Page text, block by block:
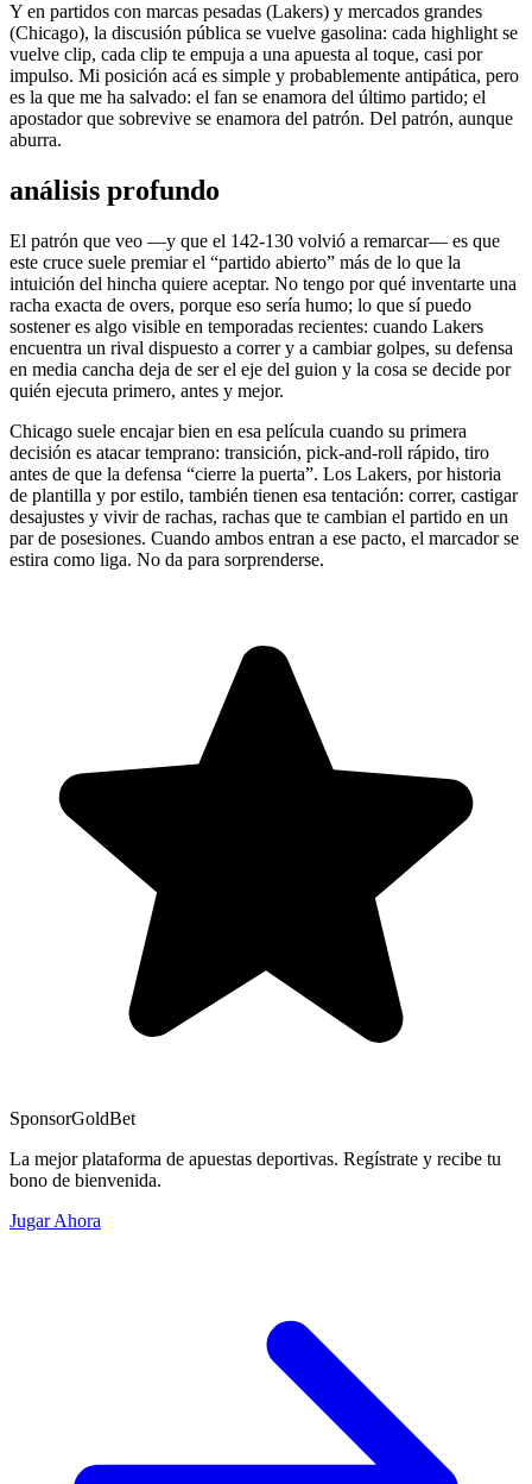
Y en partidos con marcas pesadas (Lakers) y mercados grandes
(Chicago), la discusión pública se vuelve gasolina: cada highlight se
vuelve clip, cada clip te empuja a una apuesta al toque, casi por
impulso. Mi posición acá es simple y probablemente antipática, pero
es la que me ha salvado: el fan se enamora del último partido; el
apostador que sobrevive se enamora del patrón. Del patrón, aunque
aburra.
análisis profundo
El patrón que veo —y que el 142-130 volvió a remarcar— es que
este cruce suele premiar el “partido abierto” más de lo que la
intuición del hincha quiere aceptar. No tengo por qué inventarte una
racha exacta de overs, porque eso sería humo; lo que sí puedo
sostener es algo visible en temporadas recientes: cuando Lakers
encuentra un rival dispuesto a correr y a cambiar golpes, su defensa
en media cancha deja de ser el eje del guion y la cosa se decide por
quién ejecuta primero, antes y mejor.
Chicago suele encajar bien en esa película cuando su primera
decisión es atacar temprano: transición, pick-and-roll rápido, tiro
antes de que la defensa “cierre la puerta”. Los Lakers, por historia
de plantilla y por estilo, también tienen esa tentación: correr, castigar
desajustes y vivir de rachas, rachas que te cambian el partido en un
par de posesiones. Cuando ambos entran a ese pacto, el marcador se
estira como liga. No da para sorprenderse.
SponsorGoldBet
La mejor plataforma de apuestas deportivas. Regístrate y recibe tu
bono de bienvenida.
Jugar Ahora